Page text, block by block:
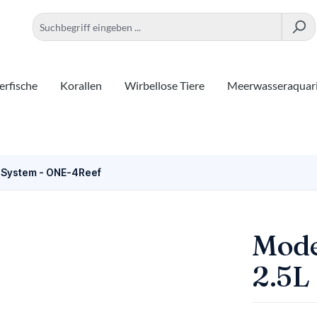
Korallen Wirbellose Tiere
System - ONE-4Reef
2.5L